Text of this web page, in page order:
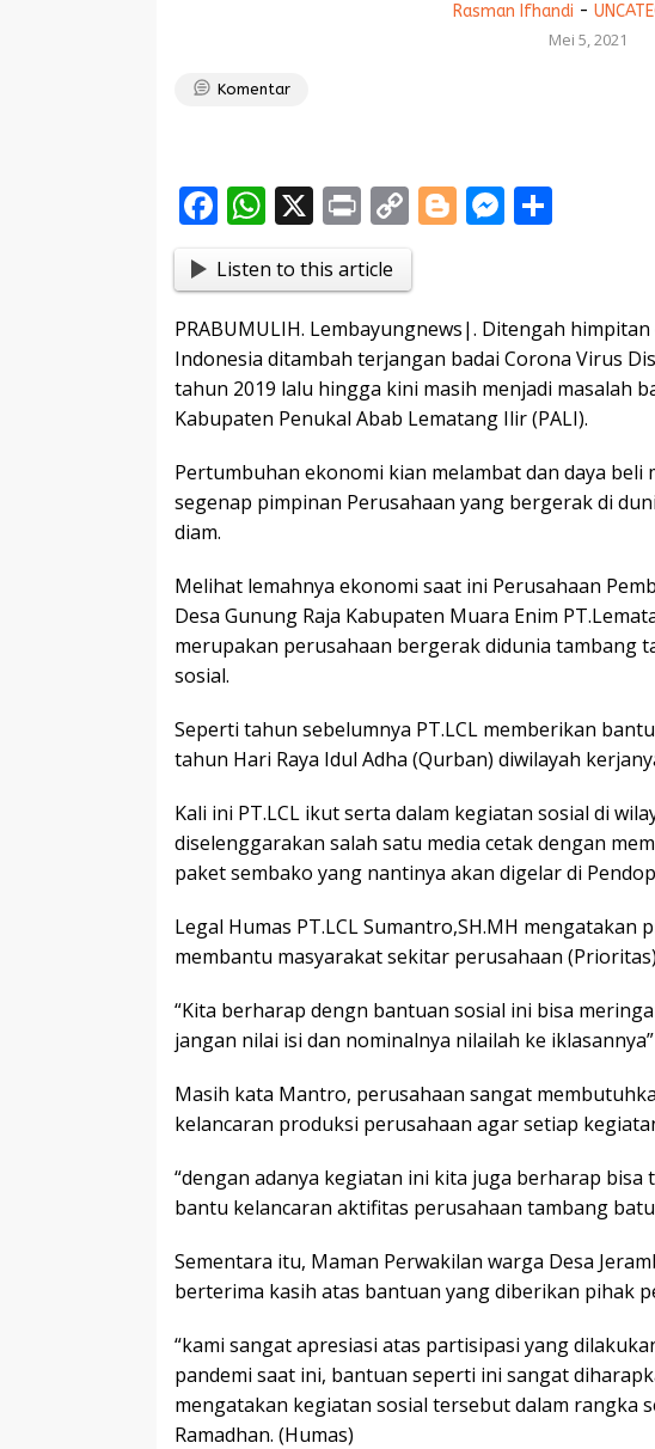
Rasman Ifhandi -
Mei 5, 2021
Komentar
F
e
b
o
o
k
W
at
s
A
p
p
X Pr
t
C
o
p
y
Li
n
k
Bl
g
er
M
e
n
g
er
e
Listen to this article
PRABUMULIH. Lembayungnews|. Ditengah
Indonesia ditambah terjangan badai Corona Virus
tahun 2019 lalu hingga kini masih menjadi masalah
Kabupaten Penukal Abab Lematang Ilir (PALI).
Pertumbuhan ekonomi kian melambat dan daya
segenap pimpinan Perusahaan yang bergerak di
diam.
Melihat lemahnya ekonomi saat ini Perusahaan
Desa Gunung Raja Kabupaten Muara Enim
merupakan perusahaan bergerak didunia tambang
sosial.
Seperti tahun sebelumnya PT.LCL memberikan
tahun Hari Raya Idul Adha (Qurban) diwilayah
Kali ini PT.LCL ikut serta dalam kegiatan sosial di
diselenggarakan salah satu media cetak dengan
paket sembako yang nantinya akan digelar di
Legal Humas PT.LCL Sumantro,SH.MH mengatakan
membantu masyarakat sekitar perusahaan
“Kita berharap dengn bantuan sosial ini bisa
jangan nilai isi dan nominalnya nilailah ke
Masih kata Mantro, perusahaan sangat
kelancaran produksi perusahaan agar setiap
“dengan adanya kegiatan ini kita juga berharap
bantu kelancaran aktifitas perusahaan tambang
Sementara itu, Maman Perwakilan warga Desa
berterima kasih atas bantuan yang diberikan pihak
“kami sangat apresiasi atas partisipasi yang
pandemi saat ini, bantuan seperti ini sangat
mengatakan kegiatan sosial tersebut dalam rangka
Ramadhan. (Humas)